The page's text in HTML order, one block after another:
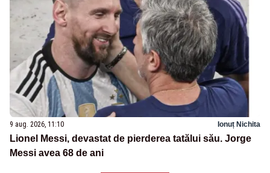
9 aug. 2026, 11:10 Ionuț Nichita
Lionel Messi, devastat de pierderea tatălui său. Jorge
Messi avea 68 de ani